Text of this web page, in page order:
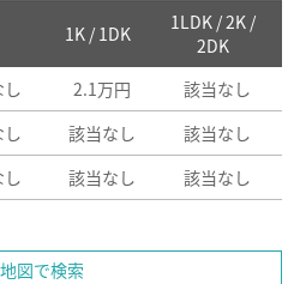
1K / 1DK
1LDK / 2K /
2DK
2.1万円 該当なし
該当なし 該当なし
該当なし 該当なし
地図で検索